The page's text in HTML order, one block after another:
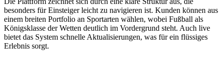
besonders für Einsteiger leicht zu navigieren ist. Kunden können aus
einem breiten Portfolio an Sportarten wählen, wobei Fußball als
Königsklasse der Wetten deutlich im Vordergrund steht. Auch live
bietet das System schnelle Aktualisierungen, was für ein flüssiges
Erlebnis sorgt.